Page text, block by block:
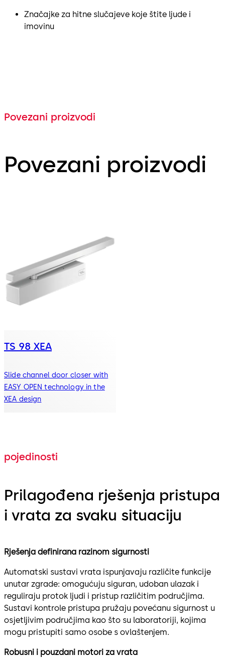
Značajke za hitne slučajeve koje štite ljude i
imovinu
Povezani proizvodi
Povezani proizvodi
TS 98 XEA
Slide channel door closer with
EASY OPEN technology in the
XEA design
pojedinosti
Prilagođena rješenja pristupa
i vrata za svaku situaciju
Rješenja definirana razinom sigurnosti
Automatski sustavi vrata ispunjavaju različite funkcije
unutar zgrade: omogućuju siguran, udoban ulazak i
reguliraju protok ljudi i pristup različitim područjima.
Sustavi kontrole pristupa pružaju povećanu sigurnost u
osjetljivim područjima kao što su laboratoriji, kojima
mogu pristupiti samo osobe s ovlaštenjem.
Robusni i pouzdani motori za vrata